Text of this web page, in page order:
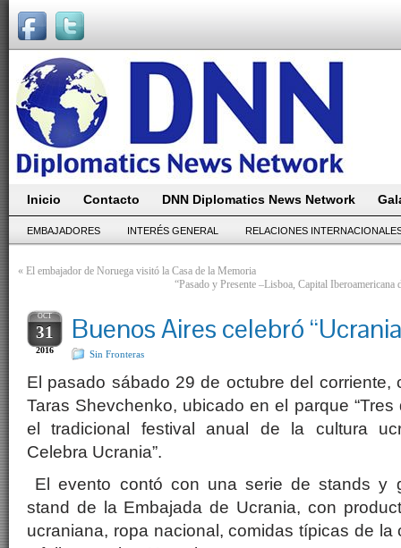
Inicio Contacto DNN Diplomatics News Network
EMBAJADORES INTERÉS GENERAL RELACIONES
« El embajador de Noruega visitó la Casa de la Memoria
“Pasado y Presente –Lisboa, Capital Iberoamericana
OCT
31
2016
Buenos Aires celebró
Sin Fronteras
El pasado sábado 29 de octubre del corriente,
Taras Shevchenko, ubicado en el parque “Tres
el tradicional festival anual de la cultura
Celebra Ucrania”.
El evento contó con una serie de stands y
stand de la Embajada de Ucrania, con
ucraniana, ropa nacional, comidas típicas de la